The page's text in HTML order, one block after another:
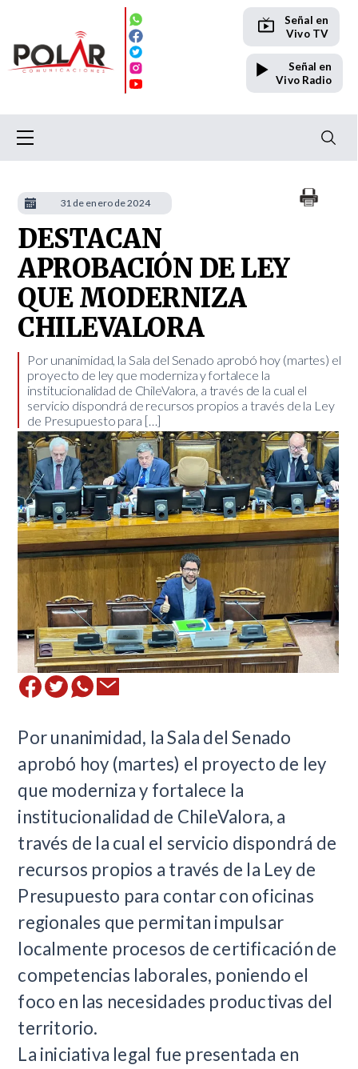
Señal en
Vivo TV
Señal en
Vivo Radio
DESTACAN
APROBACIÓN DE LEY
QUE MODERNIZA
CHILEVALORA
Por unanimidad, la Sala del Senado aprobó hoy (martes) el
proyecto de ley que moderniza y fortalece la
institucionalidad de ChileValora, a través de la cual el
servicio dispondrá de recursos propios a través de la Ley
de Presupuesto para […]
Por unanimidad, la Sala del Senado
aprobó hoy (martes) el proyecto de ley
que moderniza y fortalece la
institucionalidad de ChileValora, a
través de la cual el servicio dispondrá de
recursos propios a través de la Ley de
Presupuesto para contar con oficinas
regionales que permitan impulsar
localmente procesos de certificación de
competencias laborales, poniendo el
foco en las necesidades productivas del
territorio.
La iniciativa legal fue presentada en
31 de enero de 2024